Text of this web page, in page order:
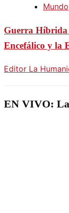
Mundo
Guerra Híbrida
Encefálico y la
Editor La
EN VIVO: